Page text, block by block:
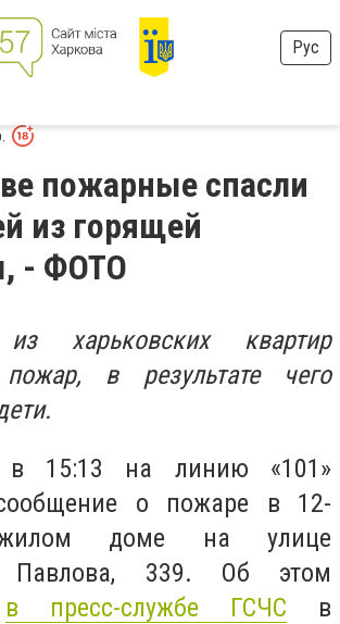
Рус
пожарные спасли
из горящей
- ФОТО
харьковских квартир
в результате чего
в 15:13 на линию «101»
о пожаре в 12-
доме на улице
Павлова, 339. Об этом
в пресс-службе ГСЧС в